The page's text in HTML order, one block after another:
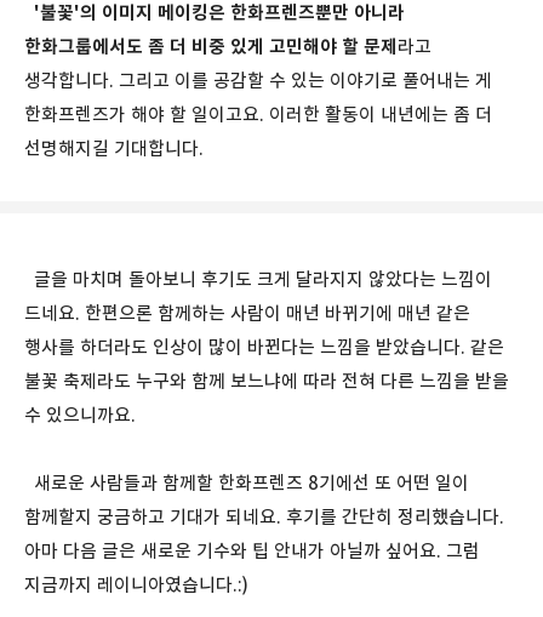
'불꽃'의 이미지 메이킹은 한화프렌즈뿐만 아니라
한화그룹에서도 좀 더 비중 있게 고민해야 할 문제라고
생각합니다. 그리고 이를 공감할 수 있는 이야기로 풀어내는 게
한화프렌즈가 해야 할 일이고요. 이러한 활동이 내년에는 좀 더
선명해지길 기대합니다.
글을 마치며 돌아보니 후기도 크게 달라지지 않았다는 느낌이
드네요. 한편으론 함께하는 사람이 매년 바뀌기에 매년 같은
행사를 하더라도 인상이 많이 바뀐다는 느낌을 받았습니다. 같은
불꽃 축제라도 누구와 함께 보느냐에 따라 전혀 다른 느낌을 받을
수 있으니까요.
새로운 사람들과 함께할 한화프렌즈 8기에선 또 어떤 일이
함께할지 궁금하고 기대가 되네요. 후기를 간단히 정리했습니다.
아마 다음 글은 새로운 기수와 팁 안내가 아닐까 싶어요. 그럼
지금까지 레이니아였습니다.:)